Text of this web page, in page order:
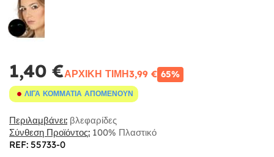
1,40 €ΑΡΧΙΚΉ ΤΙΜΉ3,99 € 65%
ΛΊΓΑ ΚΟΜΜΆΤΙΑ ΑΠΟΜΈΝΟΥΝ
Περιλαμβάνει: βλεφαρίδες
Σύνθεση Προϊόντος: 100% Πλαστικό
REF: 55733-0